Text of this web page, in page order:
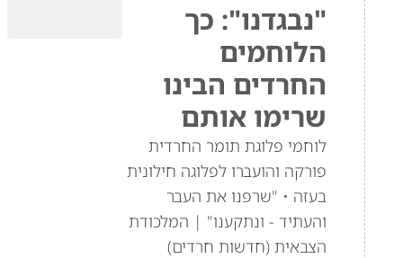
"נבגדנו": כך
הלוחמים
החרדים הבינו
שרימו אותם
לוחמי פלוגת תומר החרדית
פורקה והועברו לפלוגה חילונית
בעזה • "שרפנו את העבר
והעתיד - ונתקענו" | המלכודת
הצבאית (חדשות חרדים)